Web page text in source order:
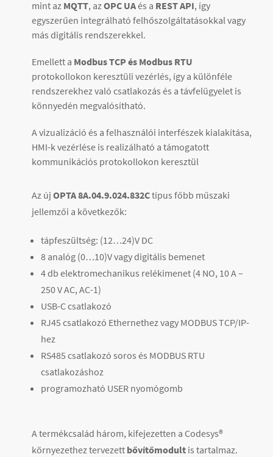
mint az MQTT, azOPC UAés a REST API, így
egyszerűen integrálható felhőszolgáltatásokkal vagy
más digitális rendszerekkel.
Emellett a Modbus TCP és Modbus RTU
protokollokon keresztüli vezérlés, így a különféle
rendszerekhez való csatlakozás és a távfelügyelet is
könnyedén megvalósítható.
A vizualizáció és a felhasználói interfészek kialakítása,
HMI-k vezérlése is realizálható a támogatott
kommunikációs protokollokon keresztül
Az új OPTA 8A.04.9.024.832Ctípus főbb műszaki
jellemzői a következők:
tápfeszültség: (12…24)V DC
8 analóg (0…10)V vagy digitális bemenet
4 db elektromechanikus relékimenet (4 NO, 10 A –
250 V AC, AC-1)
USB-C csatlakozó
RJ45 csatlakozó Ethernethez vagy MODBUS TCP/IP-
hez
RS485 csatlakozó soros és MODBUS RTU
csatlakozáshoz
programozható USER nyomógomb
A termékcsalád három, kifejezetten a Codesys®
környezethez tervezett bővítőmodult is tartalmaz.